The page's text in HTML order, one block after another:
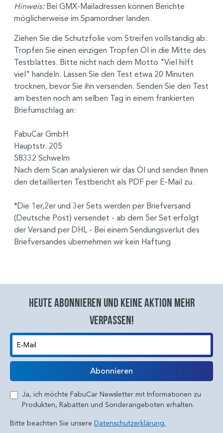
Hinweis:Bei GMX-Mailadressen können Berichte
möglicherweise im Spamordner landen.
Ziehen Sie die Schutzfolie vom Streifen vollständig ab.
Tropfen Sie einen einzigen Tropfen Öl in die Mitte des
Testblattes. Bitte nicht nach dem Motto "Viel hilft
viel" handeln. Lassen Sie den Test etwa 20 Minuten
trocknen, bevor Sie ihn versenden. Senden Sie den Test
am besten noch am selben Tag in einem frankierten
Briefumschlag an:
FabuCar GmbH
Hauptstr. 205
58332 Schwelm
Nach dem Scan analysieren wir das Öl und senden Ihnen
den detaillierten Testbericht als PDF per E-Mail zu.
*Die 1er,2er und 3er Sets werden per Briefversand
(Deutsche Post) versendet - ab dem 5er Set erfolgt
der Versand per DHL - Bei einem Sendungsverlut des
Briefversandes übernehmen wir kein Haftung
Heute abonnieren und keine aktion mehr
verpassen!
E-Mail
Abonnieren
Ja, ich möchte FabuCar Newsletter mit Informationen zu
Produkten, Rabatten und Sonderangeboten erhalten.
Bitte beachten Sie unsere Datenschutzerklärung.